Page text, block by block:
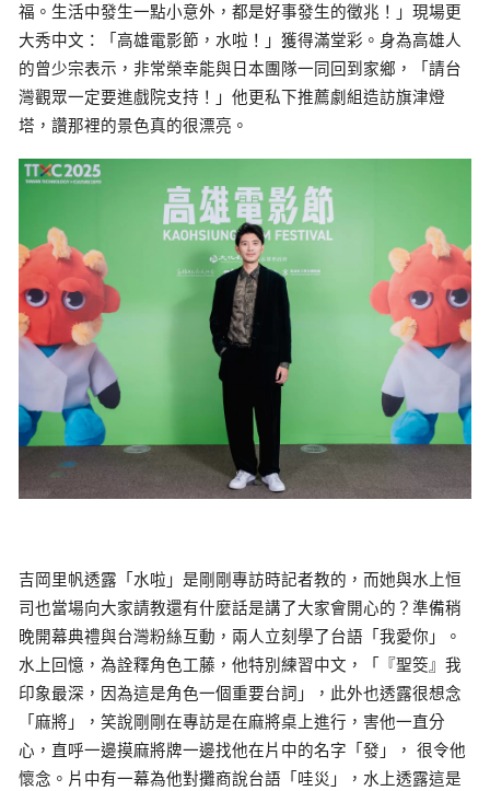
福。生活中發生一點小意外，都是好事發生的徵兆！」現場更
大秀中文：「高雄電影節，水啦！」獲得滿堂彩。身為高雄人
的曾少宗表示，非常榮幸能與日本團隊一同回到家鄉，「請台
灣觀眾一定要進戲院支持！」他更私下推薦劇組造訪旗津燈
塔，讚那裡的景色真的很漂亮。
吉岡里帆透露「水啦」是剛剛專訪時記者教的，而她與水上恒
司也當場向大家請教還有什麼話是講了大家會開心的？準備稍
晚開幕典禮與台灣粉絲互動，兩人立刻學了台語「我愛你」。
水上回憶，為詮釋角色工藤，他特別練習中文，「『聖筊』我
印象最深，因為這是角色一個重要台詞」，此外也透露很想念
「麻將」，笑說剛剛在專訪是在麻將桌上進行，害他一直分
心，直呼一邊摸麻將牌一邊找他在片中的名字「發」， 很令他
懷念。片中有一幕為他對攤商說台語「哇災」，水上透露這是